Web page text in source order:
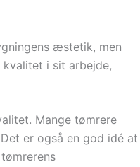
æstetik, men
i sit arbejde,
Mange tømrere
er også en god idé at